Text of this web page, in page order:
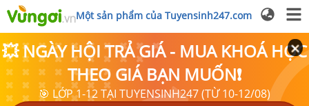
Một sản phẩm của Tuyensinh247.com
💥 NGÀY HỘI TRẢ GIÁ - MUA KHOÁ HỌC
THEO GIÁ BẠN MUỐN❗
🎯 LỚP 1-12 TẠI TUYENSINH247 (TỪ 10-12/08)